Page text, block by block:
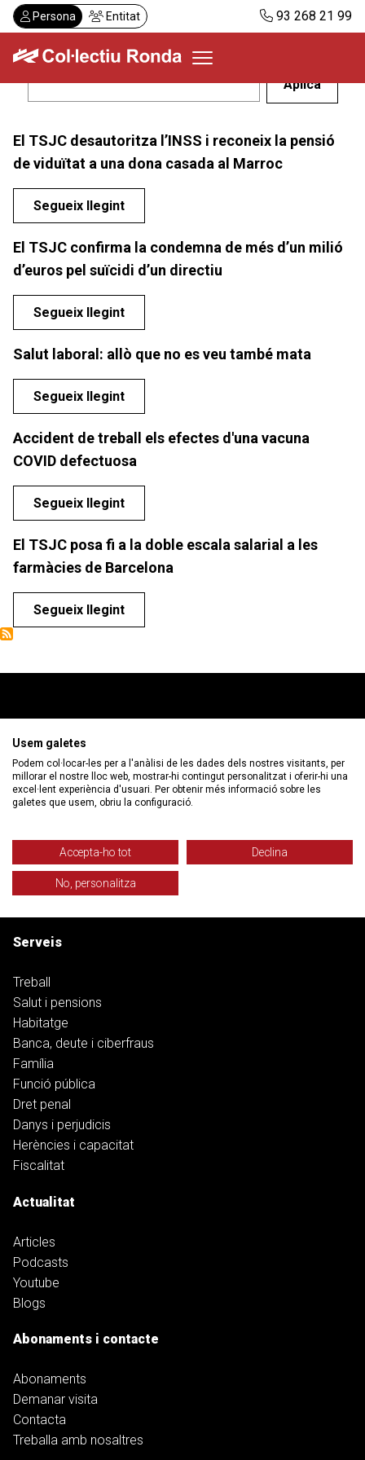
Vés
al
contingut
Persona Entitat 93 268 21 99
Serveis
Actualitat
Despatxos
Demanar visita
Abonaments
CA ES
El TSJC desautoritza l’INSS i reconeix la pensió
de viduïtat a una dona casada al Marroc
Segueix llegint
El TSJC confirma la condemna de més d’un milió
d’euros pel suïcidi d’un directiu
Segueix llegint
Salut laboral: allò que no es veu també mata
Segueix llegint
Accident de treball els efectes d'una vacuna
COVID defectuosa
Segueix llegint
El TSJC posa fi a la doble escala salarial a les
farmàcies de Barcelona
Segueix llegint
Col·lectiu Ronda
Qui som
Despatxos
Equip
Transparència i responsabilitat social
Serveis
Treball
Salut i pensions
Habitatge
Banca, deute i ciberfraus
Família
Funció pública
Dret penal
Danys i perjudicis
Herències i capacitat
Fiscalitat
Actualitat
Articles
Podcasts
Youtube
Blogs
Abonaments i contacte
Abonaments
Demanar visita
Contacta
Treballa amb nosaltres
Usem galetes
Podem col·locar-les per a l'anàlisi de les dades dels nostres visitants, per
millorar el nostre lloc web, mostrar-hi contingut personalitzat i oferir-hi una
excel·lent experiència d'usuari. Per obtenir més informació sobre les
galetes que usem, obriu la configuració.
Accepta-ho tot Declina
No, personalitza